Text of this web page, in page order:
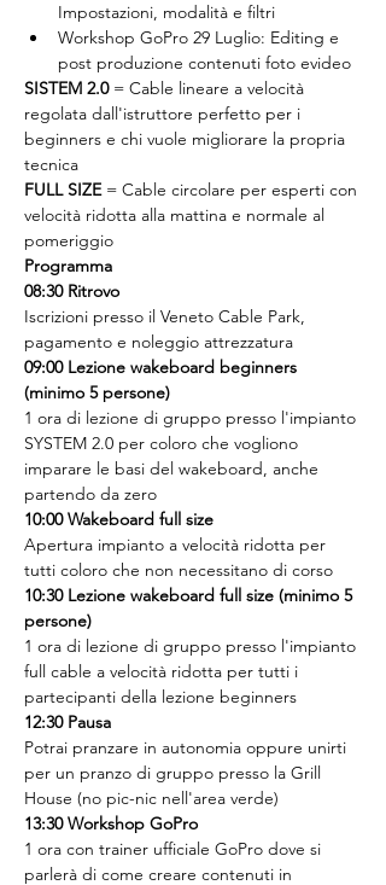
Impostazioni, modalità e filtri
Workshop GoPro 29 Luglio: Editing e
post produzione contenuti foto evideo
SISTEM 2.0 = Cable lineare a velocità
regolata dall'istruttore perfetto per i
beginners e chi vuole migliorare la propria
tecnica
FULL SIZE = Cable circolare per esperti con
velocità ridotta alla mattina e normale al
pomeriggio
Programma
08:30 Ritrovo
Iscrizioni presso il Veneto Cable Park,
pagamento e noleggio attrezzatura
09:00 Lezione wakeboard beginners
(minimo 5 persone)
1 ora di lezione di gruppo presso l'impianto
SYSTEM 2.0 per coloro che vogliono
imparare le basi del wakeboard, anche
partendo da zero
10:00 Wakeboard full size
Apertura impianto a velocità ridotta per
tutti coloro che non necessitano di corso
10:30 Lezione wakeboard full size (minimo 5
persone)
1 ora di lezione di gruppo presso l'impianto
full cable a velocità ridotta per tutti i
partecipanti della lezione beginners
12:30 Pausa
Potrai pranzare in autonomia oppure unirti
per un pranzo di gruppo presso la Grill
House (no pic-nic nell'area verde)
13:30 Workshop GoPro
1 ora con trainer ufficiale GoPro dove si
parlerà di come creare contenuti in